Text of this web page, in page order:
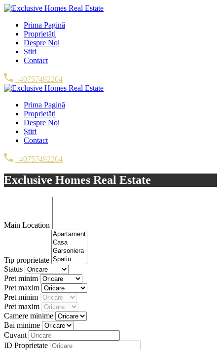
Prima Pagină
Proprietăți
Despre Noi
Știri
Contact
+40757492204
Prima Pagină
Proprietăți
Despre Noi
Știri
Contact
+40757492204
Exclusive Homes Real Estate
Main Location
Tip proprietate
Status
Pret minim
Pret maxim
Pret minim
Pret maxim
Camere minime
Bai minime
Cuvant
ID Proprietate